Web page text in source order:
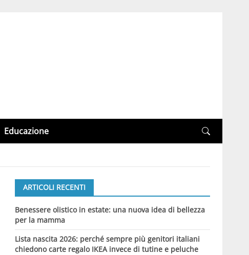
Educazione
ARTICOLI RECENTI
Benessere olistico in estate: una nuova idea di bellezza
per la mamma
Lista nascita 2026: perché sempre più genitori italiani
chiedono carte regalo IKEA invece di tutine e peluche